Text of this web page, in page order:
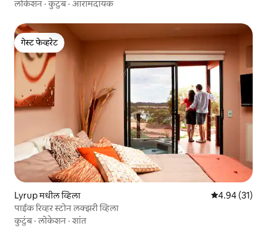
लोकेशन ·कुटुंब· आरामदायक
गेस्ट फेव्हरेट
गेस्ट फेव्हरेट
Lyrup मधील व्हिला 5 पैकी 4.94
4.94 (31)
पाईक रिव्हर स्टोन लक्झरी व्हिला
कुटुंब·लोकेशन ·शांत